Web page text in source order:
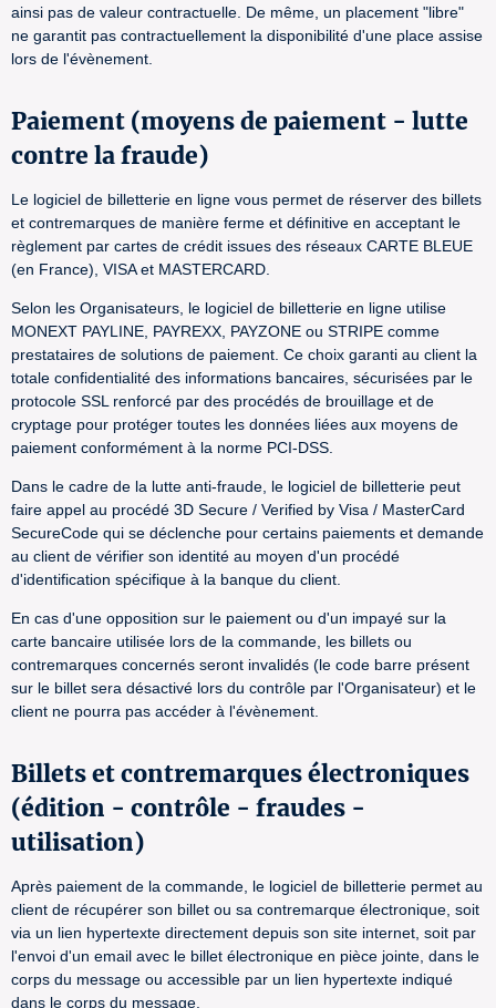
ainsi pas de valeur contractuelle. De même, un placement "libre"
ne garantit pas contractuellement la disponibilité d'une place assise
lors de l'évènement.
Paiement (moyens de paiement - lutte
contre la fraude)
Le logiciel de billetterie en ligne vous permet de réserver des billets
et contremarques de manière ferme et définitive en acceptant le
règlement par cartes de crédit issues des réseaux CARTE BLEUE
(en France), VISA et MASTERCARD.
Selon les Organisateurs, le logiciel de billetterie en ligne utilise
MONEXT PAYLINE, PAYREXX, PAYZONE ou STRIPE comme
prestataires de solutions de paiement. Ce choix garanti au client la
totale confidentialité des informations bancaires, sécurisées par le
protocole SSL renforcé par des procédés de brouillage et de
cryptage pour protéger toutes les données liées aux moyens de
paiement conformément à la norme PCI-DSS.
Dans le cadre de la lutte anti-fraude, le logiciel de billetterie peut
faire appel au procédé 3D Secure / Verified by Visa / MasterCard
SecureCode qui se déclenche pour certains paiements et demande
au client de vérifier son identité au moyen d'un procédé
d'identification spécifique à la banque du client.
En cas d'une opposition sur le paiement ou d'un impayé sur la
carte bancaire utilisée lors de la commande, les billets ou
contremarques concernés seront invalidés (le code barre présent
sur le billet sera désactivé lors du contrôle par l'Organisateur) et le
client ne pourra pas accéder à l'évènement.
Billets et contremarques électroniques
(édition - contrôle - fraudes -
utilisation)
Après paiement de la commande, le logiciel de billetterie permet au
client de récupérer son billet ou sa contremarque électronique, soit
via un lien hypertexte directement depuis son site internet, soit par
l'envoi d'un email avec le billet électronique en pièce jointe, dans le
corps du message ou accessible par un lien hypertexte indiqué
dans le corps du message.